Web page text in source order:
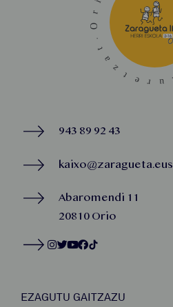
943 89 92 43
kaixo@zaragueta.eus
Abaromendi 11
20810 Orio
EZAGUTU GAITZAZU